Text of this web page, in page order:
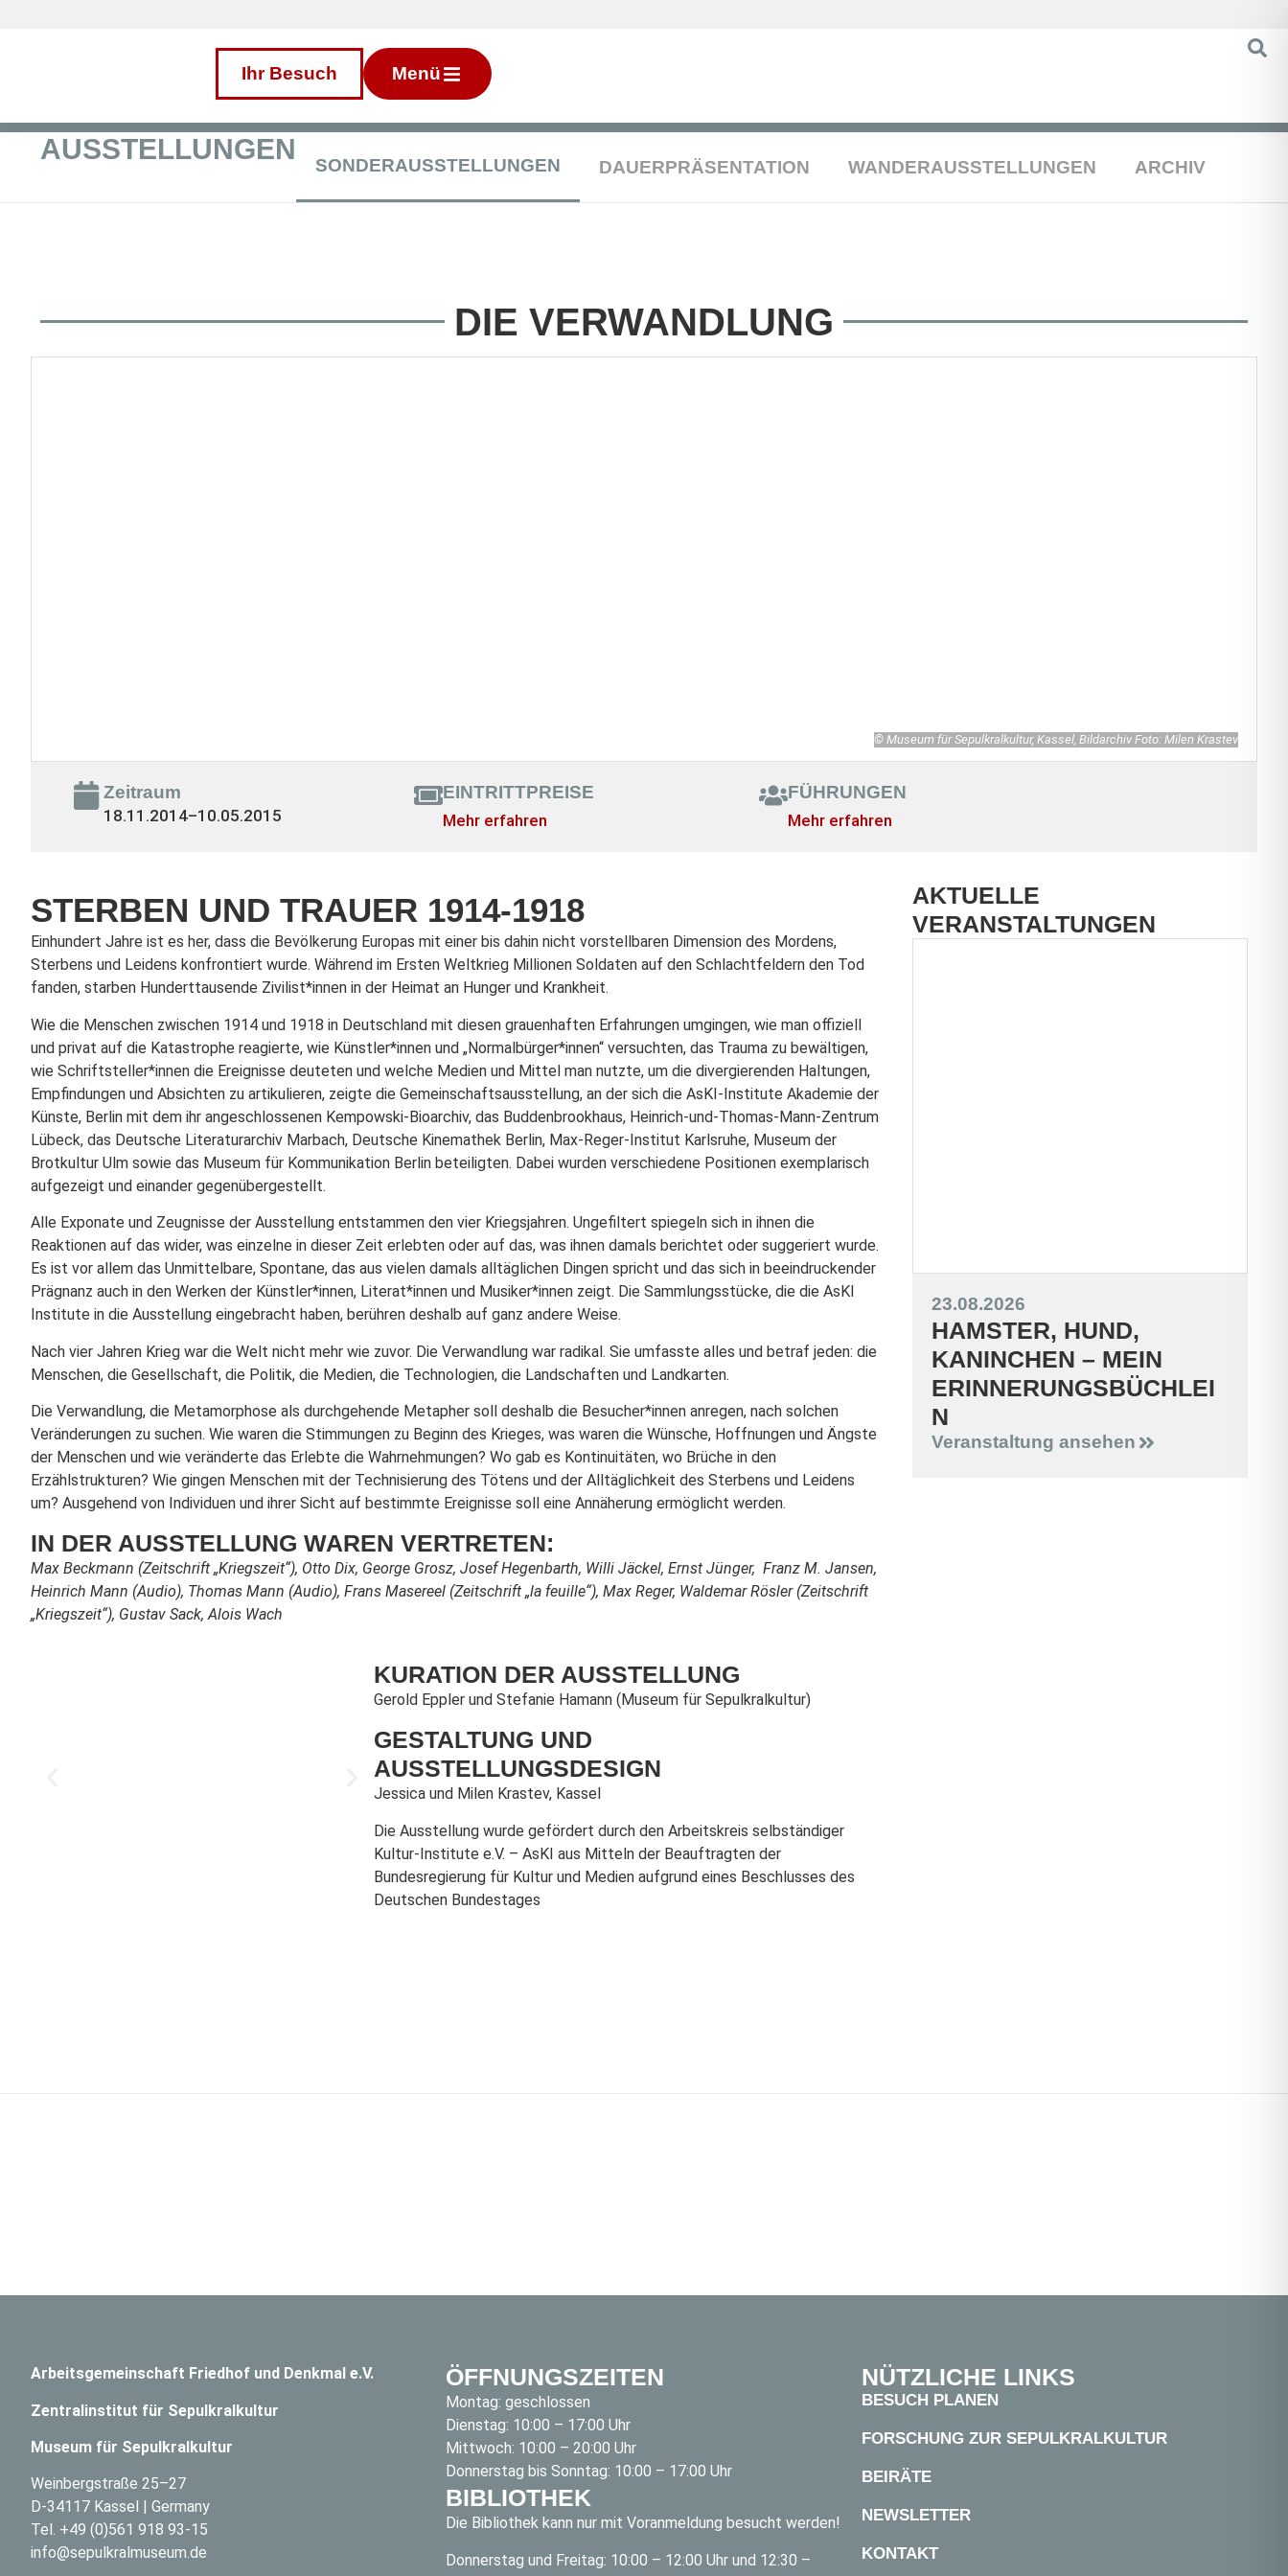
Ihr Besuch Menü
AUSSTELLUNGEN
SONDERAUSSTELLUNGEN DAUERPRÄSENTATION WANDERAUSSTELLUNGEN ARCHIV
DIE VERWANDLUNG
© Museum für Sepulkralkultur, Kassel, Bildarchiv Foto: Milen Krastev
Zeitraum
18.11.2014–10.05.2015
EINTRITTPREISE
Mehr erfahren
FÜHRUNGEN
Mehr erfahren
STERBEN UND TRAUER 1914-1918
Einhundert Jahre ist es her, dass die Bevölkerung Europas mit einer bis dahin nicht vorstellbaren Dimension des Mordens,
Sterbens und Leidens konfrontiert wurde. Während im Ersten Weltkrieg Millionen Soldaten auf den Schlachtfeldern den Tod
fanden, starben Hunderttausende Zivilist*innen in der Heimat an Hunger und Krankheit.
Wie die Menschen zwischen 1914 und 1918 in Deutschland mit diesen grauenhaften Erfahrungen umgingen, wie man offiziell
und privat auf die Katastrophe reagierte, wie Künstler*innen und „Normalbürger*innen“ versuchten, das Trauma zu bewältigen,
wie Schriftsteller*innen die Ereignisse deuteten und welche Medien und Mittel man nutzte, um die divergierenden Haltungen,
Empfindungen und Absichten zu artikulieren, zeigte die Gemeinschaftsausstellung, an der sich die AsKI-Institute Akademie der
Künste, Berlin mit dem ihr angeschlossenen Kempowski-Bioarchiv, das Buddenbrookhaus, Heinrich-und-Thomas-Mann-Zentrum
Lübeck, das Deutsche Literaturarchiv Marbach, Deutsche Kinemathek Berlin, Max-Reger-Institut Karlsruhe, Museum der
Brotkultur Ulm sowie das Museum für Kommunikation Berlin beteiligten. Dabei wurden verschiedene Positionen exemplarisch
aufgezeigt und einander gegenübergestellt.
Alle Exponate und Zeugnisse der Ausstellung entstammen den vier Kriegsjahren. Ungefiltert spiegeln sich in ihnen die
Reaktionen auf das wider, was einzelne in dieser Zeit erlebten oder auf das, was ihnen damals berichtet oder suggeriert wurde.
Es ist vor allem das Unmittelbare, Spontane, das aus vielen damals alltäglichen Dingen spricht und das sich in beeindruckender
Prägnanz auch in den Werken der Künstler*innen, Literat*innen und Musiker*innen zeigt. Die Sammlungsstücke, die die AsKI
Institute in die Ausstellung eingebracht haben, berühren deshalb auf ganz andere Weise.
Nach vier Jahren Krieg war die Welt nicht mehr wie zuvor. Die Verwandlung war radikal. Sie umfasste alles und betraf jeden: die
Menschen, die Gesellschaft, die Politik, die Medien, die Technologien, die Landschaften und Landkarten.
Die Verwandlung, die Metamorphose als durchgehende Metapher soll deshalb die Besucher*innen anregen, nach solchen
Veränderungen zu suchen. Wie waren die Stimmungen zu Beginn des Krieges, was waren die Wünsche, Hoffnungen und Ängste
der Menschen und wie veränderte das Erlebte die Wahrnehmungen? Wo gab es Kontinuitäten, wo Brüche in den
Erzählstrukturen? Wie gingen Menschen mit der Technisierung des Tötens und der Alltäglichkeit des Sterbens und Leidens
um? Ausgehend von Individuen und ihrer Sicht auf bestimmte Ereignisse soll eine Annäherung ermöglicht werden.
IN DER AUSSTELLUNG WAREN VERTRETEN:
Max Beckmann (Zeitschrift „Kriegszeit“), Otto Dix, George Grosz, Josef Hegenbarth, Willi Jäckel, Ernst Jünger, Franz M. Jansen,
Heinrich Mann (Audio), Thomas Mann (Audio), Frans Masereel (Zeitschrift „la feuille“), Max Reger, Waldemar Rösler (Zeitschrift
„Kriegszeit“), Gustav Sack, Alois Wach
KURATION DER AUSSTELLUNG
Gerold Eppler und Stefanie Hamann (Museum für Sepulkralkultur)
GESTALTUNG UND
AUSSTELLUNGSDESIGN
Jessica und Milen Krastev, Kassel
Die Ausstellung wurde gefördert durch den Arbeitskreis selbständiger
Kultur-Institute e.V. – AsKI aus Mitteln der Beauftragten der
Bundesregierung für Kultur und Medien aufgrund eines Beschlusses des
Deutschen Bundestages
AKTUELLE
VERANSTALTUNGEN
23.08.2026
HAMSTER, HUND,
KANINCHEN – MEIN
ERINNERUNGSBÜCHLEI
N
Veranstaltung ansehen
Arbeitsgemeinschaft Friedhof und Denkmal e.V.
Zentralinstitut für Sepulkralkultur
Museum für Sepulkralkultur
Weinbergstraße 25–27
D-34117 Kassel | Germany
Tel. +49 (0)561 918 93-15
info@sepulkralmuseum.de
ÖFFNUNGSZEITEN
Montag: geschlossen
Dienstag: 10:00 – 17:00 Uhr
Mittwoch: 10:00 – 20:00 Uhr
Donnerstag bis Sonntag: 10:00 – 17:00 Uhr
BIBLIOTHEK
Die Bibliothek kann nur mit Voranmeldung besucht werden!
Donnerstag und Freitag: 10:00 – 12:00 Uhr und 12:30 –
NÜTZLICHE LINKS
BESUCH PLANEN
FORSCHUNG ZUR SEPULKRALKULTUR
BEIRÄTE
NEWSLETTER
KONTAKT